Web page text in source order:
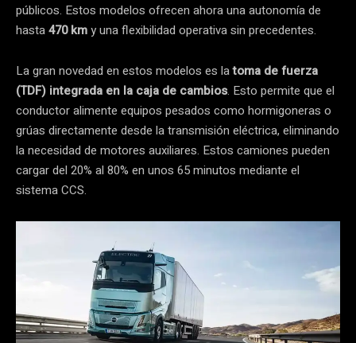
públicos. Estos modelos ofrecen ahora una autonomía de
hasta470 kmy una flexibilidad operativa sin precedentes.
La gran novedad en estos modelos es latoma de fuerza
(TDF) integrada en la caja de cambios. Esto permite que el
conductor alimente equipos pesados como hormigoneras o
grúas directamente desde la transmisión eléctrica, eliminando
la necesidad de motores auxiliares. Estos camiones pueden
cargar del 20% al 80% en unos 65 minutos mediante el
sistema CCS.